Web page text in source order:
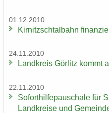
01.12.2010
Kir­nitzsch­tal­bahn
24.11.2010
Land­kreis Gör­litz kommt
22.11.2010
So­fort­hil­fe­pau­scha­le für
Land­krei­se und